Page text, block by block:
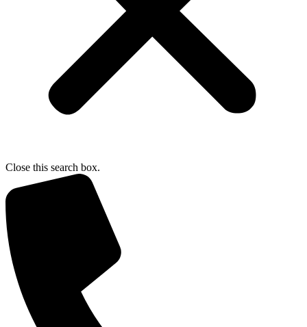
Close this search box.